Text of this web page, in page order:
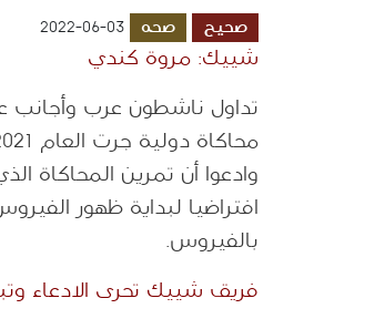
صحيح صحه
شييك: مروة كندي
تداول ناشطون عرب وأجانب
افتراضيا لبداية ظهور
بالفيروس.
فريق شييك تحرى الادعاء